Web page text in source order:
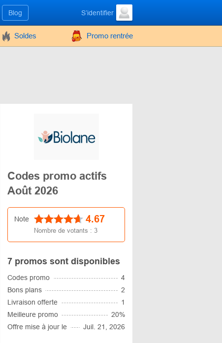
Blog S’identifier
Soldes Promo rentrée
Codes promo actifs
Août 2026
Note 4.67
Nombre de votants : 3
7 promos sont disponibles
Codes promo
4
Bons plans
2
Livraison offerte
1
Meilleure promo
20%
Offre mise à jour le
Juil. 21, 2026